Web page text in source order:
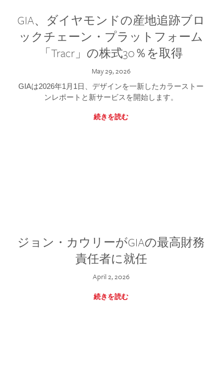
GIA、ダイヤモンドの産地追跡ブロ
ックチェーン・プラットフォーム
「Tracr」の株式30％を取得
May 29, 2026
GIAは2026年1月1日、デザインを一新したカラーストー
ンレポートと新サービスを開始します。
続きを読む
ジョン・カウリーがGIAの最高財務
責任者に就任
April 2, 2026
続きを読む